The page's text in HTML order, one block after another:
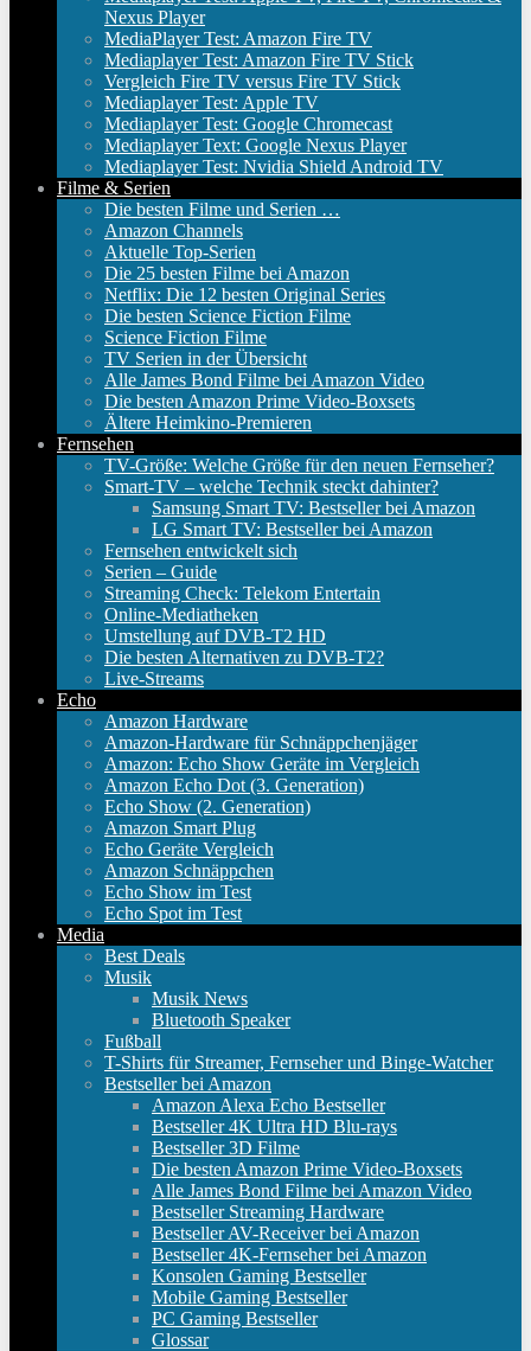
Nexus Player
MediaPlayer Test: Amazon Fire TV
Mediaplayer Test: Amazon Fire TV Stick
Vergleich Fire TV versus Fire TV Stick
Mediaplayer Test: Apple TV
Mediaplayer Test: Google Chromecast
Mediaplayer Text: Google Nexus Player
Mediaplayer Test: Nvidia Shield Android TV
Filme & Serien
Die besten Filme und Serien …
Amazon Channels
Aktuelle Top-Serien
Die 25 besten Filme bei Amazon
Netflix: Die 12 besten Original Series
Die besten Science Fiction Filme
Science Fiction Filme
TV Serien in der Übersicht
Alle James Bond Filme bei Amazon Video
Die besten Amazon Prime Video-Boxsets
Ältere Heimkino-Premieren
Fernsehen
TV-Größe: Welche Größe für den neuen Fernseher?
Smart-TV – welche Technik steckt dahinter?
Samsung Smart TV: Bestseller bei Amazon
LG Smart TV: Bestseller bei Amazon
Fernsehen entwickelt sich
Serien – Guide
Streaming Check: Telekom Entertain
Online-Mediatheken
Umstellung auf DVB-T2 HD
Die besten Alternativen zu DVB-T2?
Live-Streams
Echo
Amazon Hardware
Amazon-Hardware für Schnäppchenjäger
Amazon: Echo Show Geräte im Vergleich
Amazon Echo Dot (3. Generation)
Echo Show (2. Generation)
Amazon Smart Plug
Echo Geräte Vergleich
Amazon Schnäppchen
Echo Show im Test
Echo Spot im Test
Media
Best Deals
Musik
Musik News
Bluetooth Speaker
Fußball
T-Shirts für Streamer, Fernseher und Binge-Watcher
Bestseller bei Amazon
Amazon Alexa Echo Bestseller
Bestseller 4K Ultra HD Blu-rays
Bestseller 3D Filme
Die besten Amazon Prime Video-Boxsets
Alle James Bond Filme bei Amazon Video
Bestseller Streaming Hardware
Bestseller AV-Receiver bei Amazon
Bestseller 4K-Fernseher bei Amazon
Konsolen Gaming Bestseller
Mobile Gaming Bestseller
PC Gaming Bestseller
Glossar